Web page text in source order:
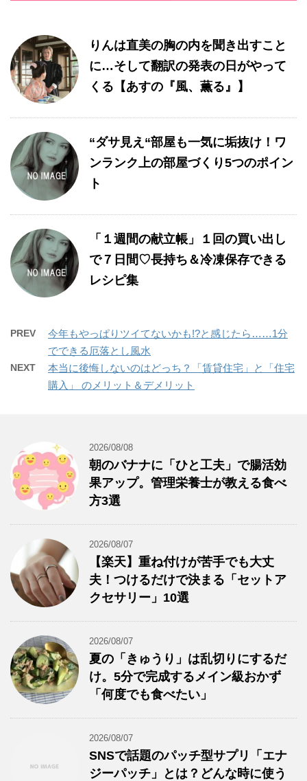
りんは直美の胸の内を聞き出すこと
に…そして翻訳の発表の日がやって
くる【あすの『風、薫る』】
“ダサ見え“部屋も一気に垢抜け！ワ
ンランク上の部屋づくり5つのポイン
ト
「１週間の献立帳」１回の買い出し
で７日間♡長持ち＆冷凍保存できる
レシピ集
PREV
今年もやっぱりツイてないかも!?と感じたら……1分
でできる厄落とし風水
NEXT
本当に後悔しないのはどっち？「賃貸住宅」と「住宅
購入」 のメリット＆デメリット
2026/08/08
朝のバナナに「ひと工夫」で腸活効
果アップ。管理栄養士が教える食べ
方3選
2026/08/07
【楽天】重ね付けが苦手でも大丈
夫！つけるだけで決まる「セットア
クセサリー」10選
2026/08/07
夏の「きゅうり」は乱切りにするだ
け。5分で完成するメイン級おかず
「何度でも食べたい」
2026/08/07
SNSで話題のパッチ型サプリ「エナ
ジーパッチ」とは？どんな時に使う